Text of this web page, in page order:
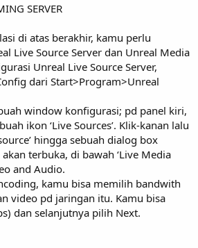
SERVER
di atas berakhir, kamu perlu
Live Source Server dan Unreal Media
Unreal Live Source Server,
dari Start>Program>Unreal
window konfigurasi; pd panel kiri,
ikon ‘Live Sources’. Klik-kanan lalu
hingga sebuah dialog box
akan terbuka, di bawah ‘Live Media
and Audio.
kamu bisa memilih bandwith
video pd jaringan itu. Kamu bisa
dan selanjutnya pilih Next.